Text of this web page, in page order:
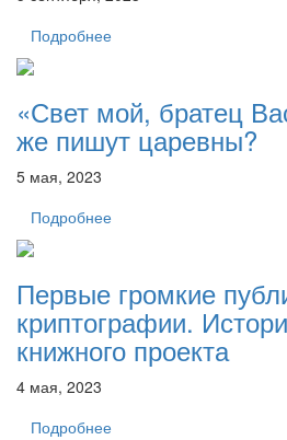
Подробнее
«Свет мой, братец
же пишут царевны?
5 мая, 2023
Подробнее
Первые громкие
криптографии.
книжного проекта
4 мая, 2023
Подробнее